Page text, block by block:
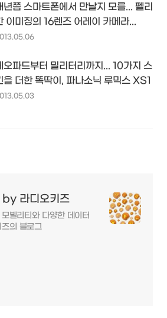
년쯤 스마트폰에서 만날지 모를... 펠리
이미징의 16렌즈 어레이 카메라...
오파드부터 밀리터리까지... 10가지 스
을 더한 똑딱이, 파나소닉 루믹스 XS1
라디오키즈
빌리티와 다양한 데이터
의 블로그